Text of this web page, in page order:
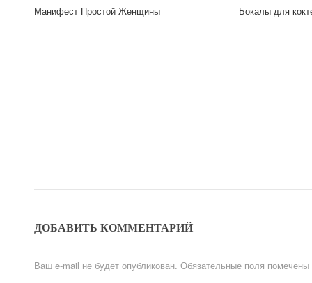
Манифест Простой Женщины Бокалы для
ДОБАВИТЬ КОММЕНТАРИЙ
Ваш e-mail не будет опубликован. Обязательные поля помечены